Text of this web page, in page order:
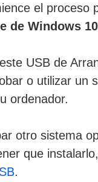
el proceso
de Windows 10
USB de
o utilizar un
ordenador.
otro sistema
que instalarlo,
.